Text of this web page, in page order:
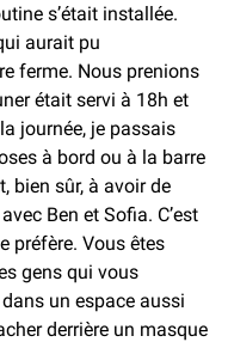
s’était installée.
aurait pu
ferme. Nous prenions
était servi à 18h et
journée, je passais
à bord ou à la barre
bien sûr, à avoir de
Ben et Sofia. C’est
préfère. Vous êtes
gens qui vous
un espace aussi
derrière un masque